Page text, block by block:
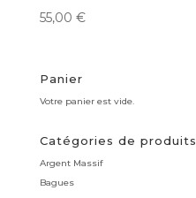
55,00 €
Panier
Votre panier est vide.
Catégories de produits
Argent Massif
Bagues